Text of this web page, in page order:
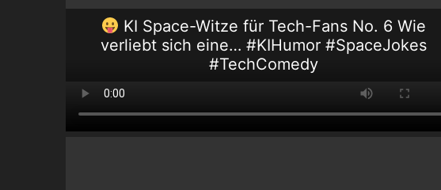
KI Space-Witze für Tech-Fans No. 6 Wie
verliebt sich eine… #KIHumor #SpaceJokes
#TechComedy